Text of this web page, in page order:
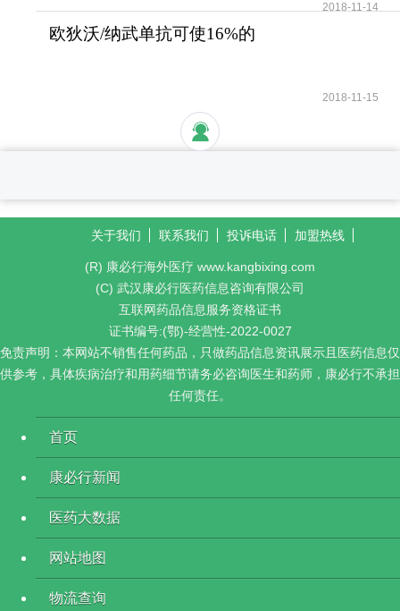
2018-11-14
欧狄沃/纳武单抗可使16%的
2018-11-15
关于我们 联系我们 投诉电话 加盟热线
(R) 康必行海外医疗 www.kangbixing.com
(C) 武汉康必行医药信息咨询有限公司
互联网药品信息服务资格证书
证书编号:(鄂)-经营性-2022-0027
免责声明：本网站不销售任何药品，只做药品信息资讯展示且医药信息仅
供参考，具体疾病治疗和用药细节请务必咨询医生和药师，康必行不承担
任何责任。
首页
康必行新闻
医药大数据
网站地图
物流查询